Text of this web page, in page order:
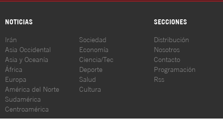
NOTICIAS SECCIONES
Irán
Asia Occidental
Asia y Oceanía
África
Europa
América del Norte
Sudamérica
Centroamérica
Sociedad
Economía
Ciencia/Tec
Deporte
Salud
Cultura
Distribución
Nosotros
Contacto
Programación
Rss